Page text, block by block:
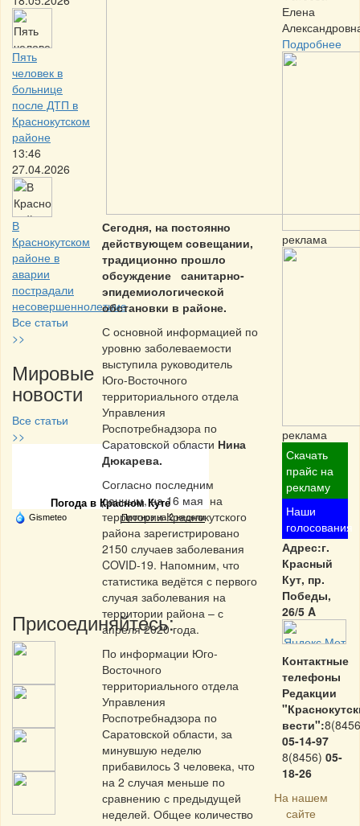
Пять
человек в
больнице
после ДТП в
Краснокутском
районе
13:46
27.04.2026
В
Краснокутском
районе в
аварии
пострадали
несовершеннолетние
Все статьи
>>
Мировые
новости
Все статьи
>>
Частная реклама
Погода в Красном Куте
Gismeteo Прогноз на 2 недели
Присоединяйтесь:
Сегодня, на постоянно
действующем совещании,
традиционно прошло
обсуждение санитарно-
эпидемиологической
обстановки в районе.
С основной информацией по
уровню заболеваемости
выступила руководитель
Юго-Восточного
территориального отдела
Управления
Роспотребнадзора по
Саратовской области Нина
Дюкарева.
Согласно последним
данным, на 16 мая на
территории Краснокутского
района зарегистрировано
2150 случаев заболевания
COVID-19. Напомним, что
статистика ведётся с первого
случая заболевания на
территории района – с
апреля 2020 года.
По информации Юго-
Восточного
территориального отдела
Управления
Роспотребнадзора по
Саратовской области, за
минувшую неделю
прибавилось 3 человека, что
на 2 случая меньше по
сравнению с предыдущей
неделей. Общее количество
Елена
Подробнее
реклама
реклама
Скачать
прайс на
рекламу
Наши
голосования
Адрес:г.
Красный
Кут, пр.
Победы,
26/5 A
Контактные
телефоны
Редакции
вести":
05-14-97
8(8456) 05-
18-26
На нашем
сайте